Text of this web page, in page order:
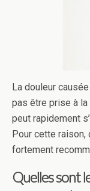
La douleur
pas être prise à
peut rapidement
Pour cette raison,
fortement
Quelles sont